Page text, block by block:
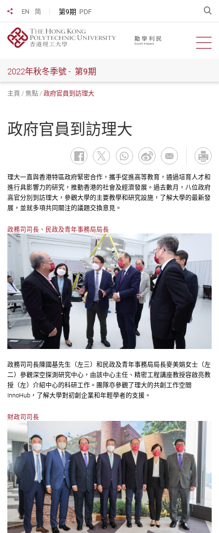
EN 简 第9期 PDF
分享到
開
2022年秋冬季號 - 第9期
主頁 焦點 政府官員到訪理大
政府官員到訪理大
理大一直與香港特區政府緊密合作，攜手促進高等教育，通過培育人才和
進行具影響力的研究，推動香港的社會及經濟發展。過去數月，八位政府
高官分別到訪理大，參觀大學的主要教學和研究設施，了解大學的最新發
展，並就多項共同關注的議題交換意見。
政務司司長、民政及青年事務局局長
政務司司長陳國基先生（左三）和民政及青年事務局局長麥美娟女士（左
二）參觀深空探測研究中心，由該中心主任、精密工程講座教授容啟亮教
授（左）介紹中心的科研工作。團隊亦參觀了理大的共創工作空間
InnoHub，了解大學對初創企業和年輕學者的支援。
財政司司長